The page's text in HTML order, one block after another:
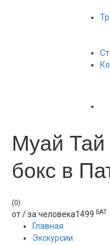
Муай
бокс в
(0)
от / за человека1499 БАТ
Главная
Экскурсии